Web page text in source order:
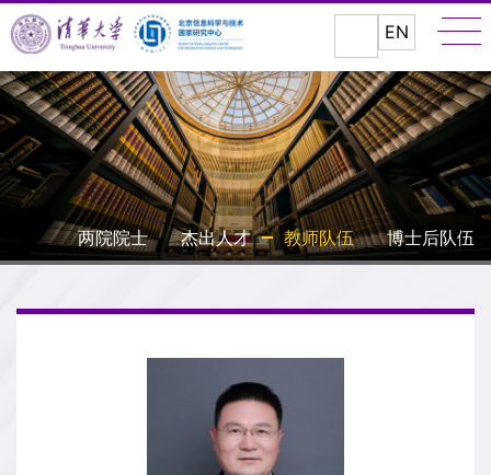
EN
两院院士 杰出人才 教师队伍 博士后队伍